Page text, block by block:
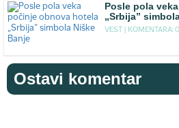
Posle pola
„Srbija”
VEST | KOMENTARA: 0
Ostavi komentar